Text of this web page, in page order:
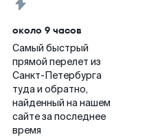
около 9 часов
Самый быстрый
прямой перелет из
Санкт-Петербурга
туда и обратно,
найденный на нашем
сайте за последнее
время